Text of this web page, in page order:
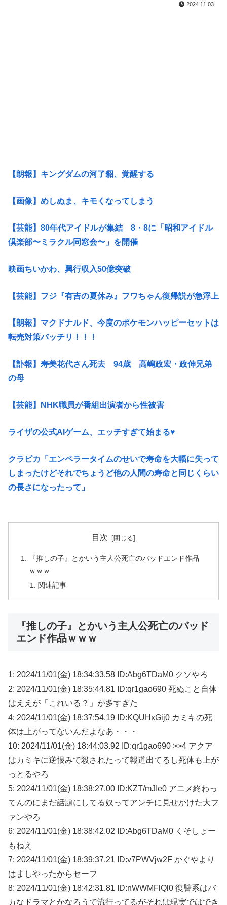
2024.11.03
【朗報】キングダムの河了貂、覚醒する
【画像】めしぬま、キモくなってしまう
【芸能】80年代アイドルが集結 8・8に「昭和アイドル
倶楽部〜ミラクル同窓会〜」を開催
映画ちいかわ、興行収入50億突破
【芸能】フジ『有吉の夏休み』フワちゃん復帰説が急浮上
【朗報】マクドナルド、今度のポケモンハッピーセットは
転売対策バッチリ！！！
【訃報】寿美花代さん死去 94歳 高嶋政宏・政伸兄弟
の母
【芸能】NHK職員が番組出演者から性被害
ライザの公式AIゲーム、エッチすぎて始まる♥
クラピカ「エンペラータイムのせいで寿命を大幅に失って
しまったけどそれでちょうど他の人間の寿命と同じくらい
の長さになったって」
目次
『推しの子』とかいう主人公死亡のバッドエンド作品
ｗｗｗ
関連記事
『推しの子』とかいう主人公死亡のバッド
エンド作品ｗｗｗ
1: 2024/11/01(金) 18:34:33.58 ID:Abg6TDaM0 クソやろ
2: 2024/11/01(金) 18:35:44.81 ID:qr1gao690 死ぬこと自体
はええが「これいる？」が多すぎた
4: 2024/11/01(金) 18:37:54.19 ID:KQUHxGij0 カミキの死
体は上がってないんだよなあ・・・
10: 2024/11/01(金) 18:44:03.92 ID:qr1gao690 >>4 アクア
はカミキに逆恨みで殺されたって報道出てるし死体も上が
っとるやろ
5: 2024/11/01(金) 18:38:27.00 ID:KZT/mJIe0 アニメ終わっ
てんのにまだ話題にしてる奴ってアンチに見せかけた大フ
ァンやろ
6: 2024/11/01(金) 18:38:42.02 ID:Abg6TDaM0 くそしょー
もねえ
7: 2024/11/01(金) 18:39:37.21 ID:v7PWVjw2F かぐやより
はましやったからセーフ
8: 2024/11/01(金) 18:42:31.81 ID:nWWMFlQl0 復讐系はバ
カなドラマとかなろうで流行ってるがそれは現実ではでき